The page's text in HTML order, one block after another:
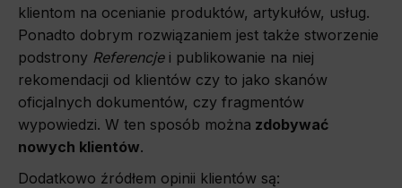
klientom na ocenianie produktów, artykułów, usług.
Ponadto dobrym rozwiązaniem jest także stworzenie
podstrony Referencjei publikowanie na niej
rekomendacji od klientów czy to jako skanów
oficjalnych dokumentów, czy fragmentów
wypowiedzi. W ten sposób można zdobywać
nowych klientów.
Dodatkowo źródłem opinii klientów są: